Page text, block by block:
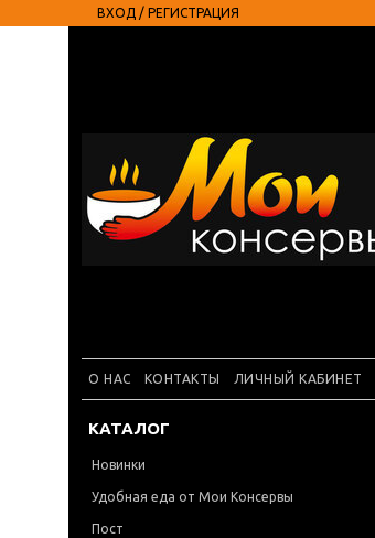
ВХОД / РЕГИСТРАЦИЯ
О НАС КОНТАКТЫ ЛИЧНЫЙ КАБИНЕТ
КАТАЛОГ
Новинки
Удобная еда от Мои Консервы
Пост